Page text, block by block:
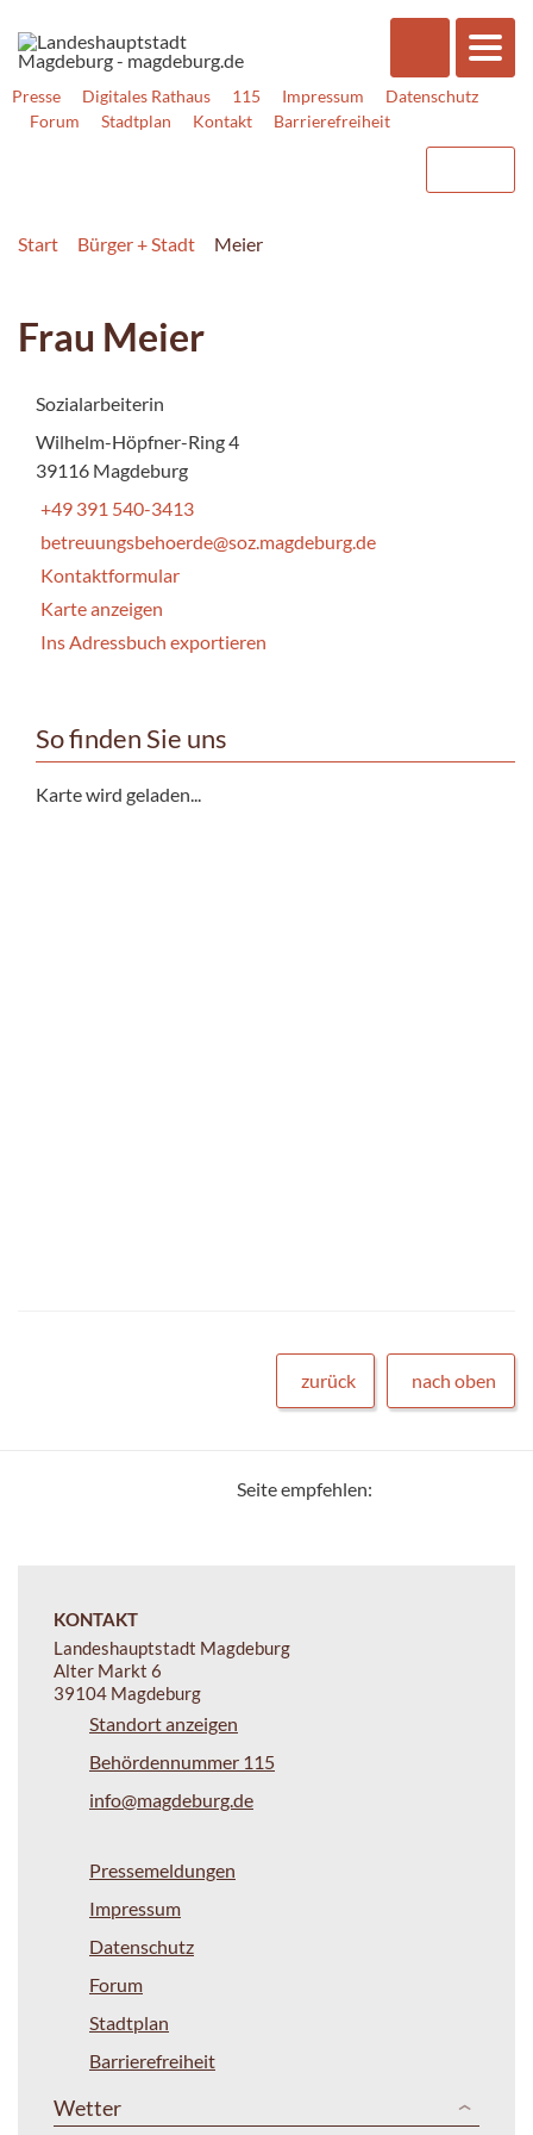
Presse Digitales Rathaus 115 Impressum
Datenschutz
Forum
Stadtplan Kontakt Barrierefreiheit
Start Bürger + Stadt Meier
Frau Meier
Sozialarbeiterin
Wilhelm-Höpfner-Ring 4
39116 Magdeburg
+49 391 540-3413
betreuungsbehoerde@soz.magdeburg.de
Kontaktformular
Karte anzeigen
Ins Adressbuch exportieren
So finden Sie uns
Karte wird geladen...
zurück nach oben
Seite empfehlen:
KONTAKT
Landeshauptstadt Magdeburg
Alter Markt 6
39104 Magdeburg
Standort anzeigen
Behördennummer 115
info@magdeburg.de
Pressemeldungen
Impressum
Datenschutz
Forum
Stadtplan
Barrierefreiheit
Wetter